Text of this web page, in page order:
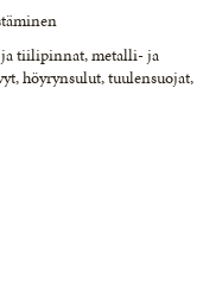
ja tiilipinnat, metalli- ja
höyrynsulut, tuulensuojat,